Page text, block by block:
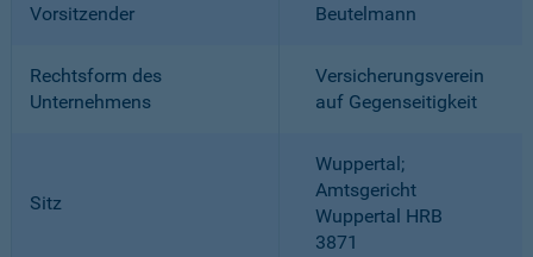
Vorsitzender
Beutelmann
Rechtsform des
Unternehmens
Versicherungsverein
auf Gegenseitigkeit
Sitz
Wuppertal;
Amtsgericht
Wuppertal HRB
3871